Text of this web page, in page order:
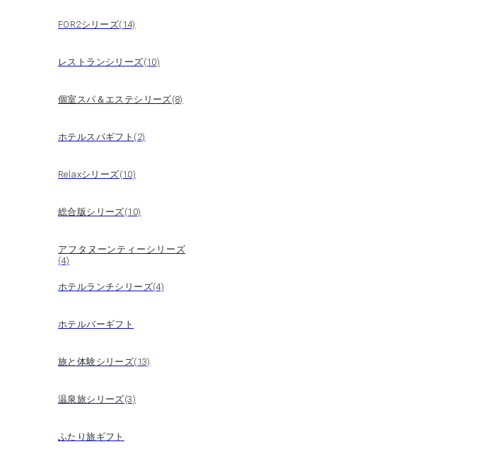
FOR2シリーズ(14)
レストランシリーズ(10)
個室スパ＆エステシリーズ(8)
ホテルスパギフト(2)
Relaxシリーズ(10)
総合版シリーズ(10)
アフタヌーンティーシリーズ
(4)
ホテルランチシリーズ(4)
ホテルバーギフト
旅と体験シリーズ(13)
温泉旅シリーズ(3)
ふたり旅ギフト